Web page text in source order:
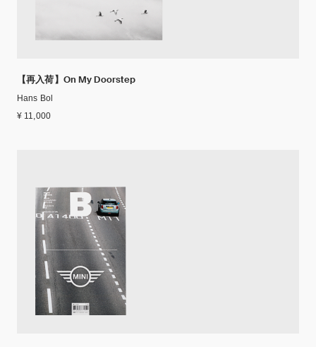
【再入荷】On My Doorstep
Hans Bol
¥ 11,000